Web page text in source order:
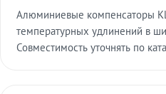
Алюминиевые компенсаторы
температурных удлинений в
Совместимость уточнять по